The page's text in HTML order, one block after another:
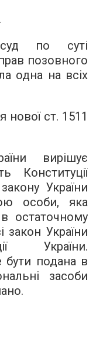
суд по суті
позовного
одна на всіх
ст. 1511
вирішує
Конституції
України
особи, яка
остаточному
закон України
України.
бути подана в
засоби